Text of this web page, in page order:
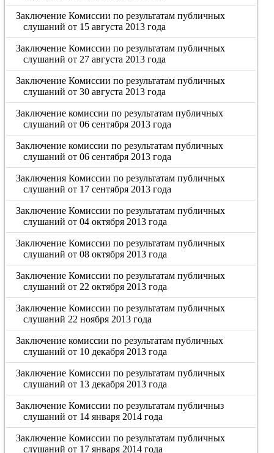
Заключение Комиссии по результатам публичных
слушаний от 15 августа 2013 года
Заключение Комиссии по результатам публичных
слушаний от 27 августа 2013 года
Заключение Комиссии по результатам публичных
слушаний от 30 августа 2013 года
Заключение комиссии по результатам публичных
слушаний от 06 сентября 2013 года
Заключение комиссии по результатам публичных
слушаний от 06 сентября 2013 года
Заключения Комиссии по результатам публичных
слушаний от 17 сентября 2013 года
Заключение Комиссии по результатам публичных
слушаний от 04 октября 2013 года
Заключение Комиссии по результатам публичных
слушаний от 08 октября 2013 года
Заключение Комиссии по результатам публичных
слушаний от 22 октября 2013 года
Заключение Комиссии по результатам публичных
слушаний 22 ноября 2013 года
Заключение комиссии по результатам публичных
слушаний от 10 декабря 2013 года
Заключение Комиссии по результатам публичных
слушаний от 13 декабря 2013 года
Заключение Комиссии по результатам публичныз
слушаний от 14 января 2014 года
Заключение Комиссии по результатам публичных
слушаний от 17 января 2014 года